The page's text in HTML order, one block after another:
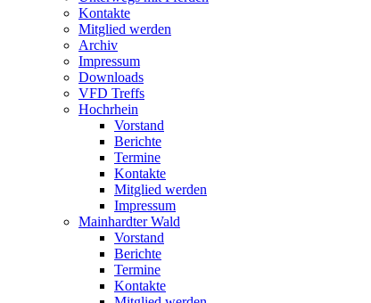
Kontakte
Mitglied werden
Archiv
Impressum
Downloads
VFD Treffs
Hochrhein
Vorstand
Berichte
Termine
Kontakte
Mitglied werden
Impressum
Mainhardter Wald
Vorstand
Berichte
Termine
Kontakte